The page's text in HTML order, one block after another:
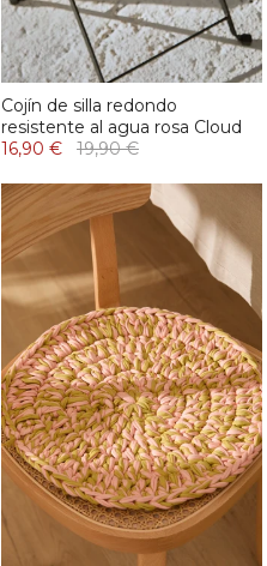
Cojín de silla redondo
resistente al agua rosa Cloud
16,90 €
19,90 €